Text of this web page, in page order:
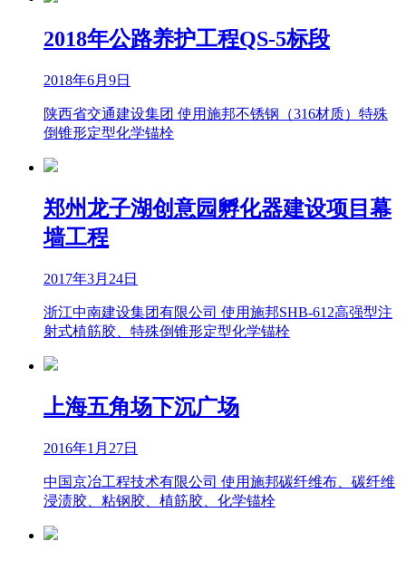
2018年公路养护工程QS-5标段
2018年6月9日
陕西省交通建设集团 使用施邦不锈钢（316材质）特殊
倒锥形定型化学锚栓
郑州龙子湖创意园孵化器建设项目幕
墙工程
2017年3月24日
浙江中南建设集团有限公司 使用施邦SHB-612高强型注
射式植筋胶、特殊倒锥形定型化学锚栓
上海五角场下沉广场
2016年1月27日
中国京冶工程技术有限公司 使用施邦碳纤维布、碳纤维
浸渍胶、粘钢胶、植筋胶、化学锚栓